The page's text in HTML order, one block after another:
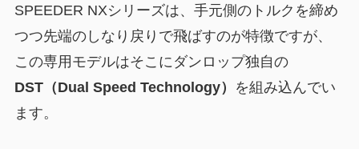
SPEEDER NXシリーズは、手元側のトルクを締め
つつ先端のしなり戻りで飛ばすのが特徴ですが、
この専用モデルはそこにダンロップ独自の
DST（Dual Speed Technology）
を組み込んでい
ます。